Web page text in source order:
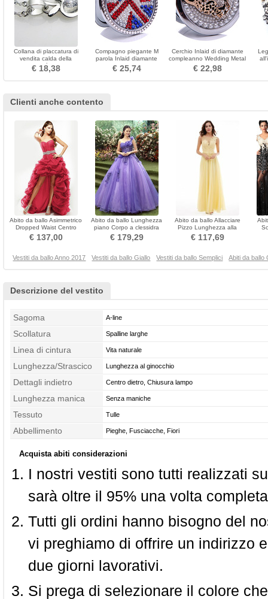
Collana di placcatura di
vendita calda della
personalità di Apple
€ 18,38
Compagno piegante M
parola Inlaid diamante
Retro Specchio Piccolo
all'ingrosso
€ 25,74
Cerchio Inlaid di diamante
compleanno Wedding Metal
Folding pettine
€ 22,98
Clienti anche contento
Abito da ballo Asimmetrico
Dropped Waist Centro
dietro Coda a Strascico
corto
€ 137,00
Abito da ballo Lunghezza
piano Corpo a clessidra
Sovrapposizione di pizzo
€ 179,29
Abito da ballo Allacciare
Pizzo Lunghezza alla
caviglia Medio
€ 117,69
Vestiti da ballo Anno 2017 Vestiti da ballo Giallo Vestiti da ballo Semplici Abiti da ballo
Descrizione del vestito
Sagoma A-line
Scollatura Spalline larghe
Linea di cintura Vita naturale
Lunghezza/Strascico Lunghezza al ginocchio
Dettagli indietro Centro dietro, Chiusura lampo
Lunghezza manica Senza maniche
Tessuto Tulle
Abbellimento Pieghe, Fusciacche, Fiori
Acquista abiti considerazioni
I nostri vestiti sono tutti realizzati
sarà oltre il 95% una volta
Tutti gli ordini hanno bisogno del
vi preghiamo di offrire un indirizzo
due giorni lavorativi.
Si prega di selezionare il colore